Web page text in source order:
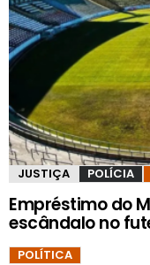
JUSTIÇA POLÍCIA
Empréstimo do
escândalo no
POLÍTICA